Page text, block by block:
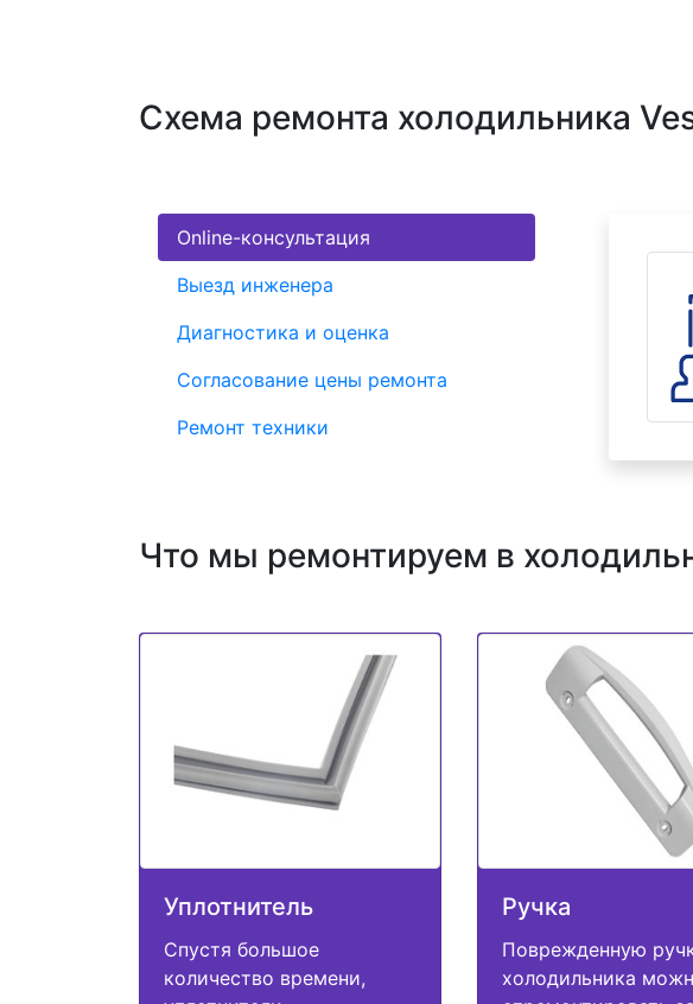
Схема ремонта холодильника
Online-консультация
Выезд инженера
Диагностика и оценка
Согласование цены ремонта
Ремонт техники
Что мы ремонтируем в
Уплотнитель
Спустя большое
количество времени,
Ручка
Поврежденную
холодильника